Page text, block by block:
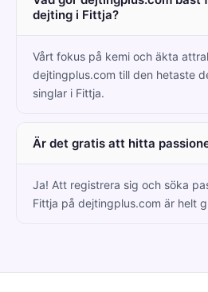
dejting i Fittja?
Vårt fokus på kemi och äkta
dejtingplus.com till den hetaste
singlar i Fittja.
Är det gratis att hitta
Ja! Att registrera sig och söka
Fittja på dejtingplus.com är helt